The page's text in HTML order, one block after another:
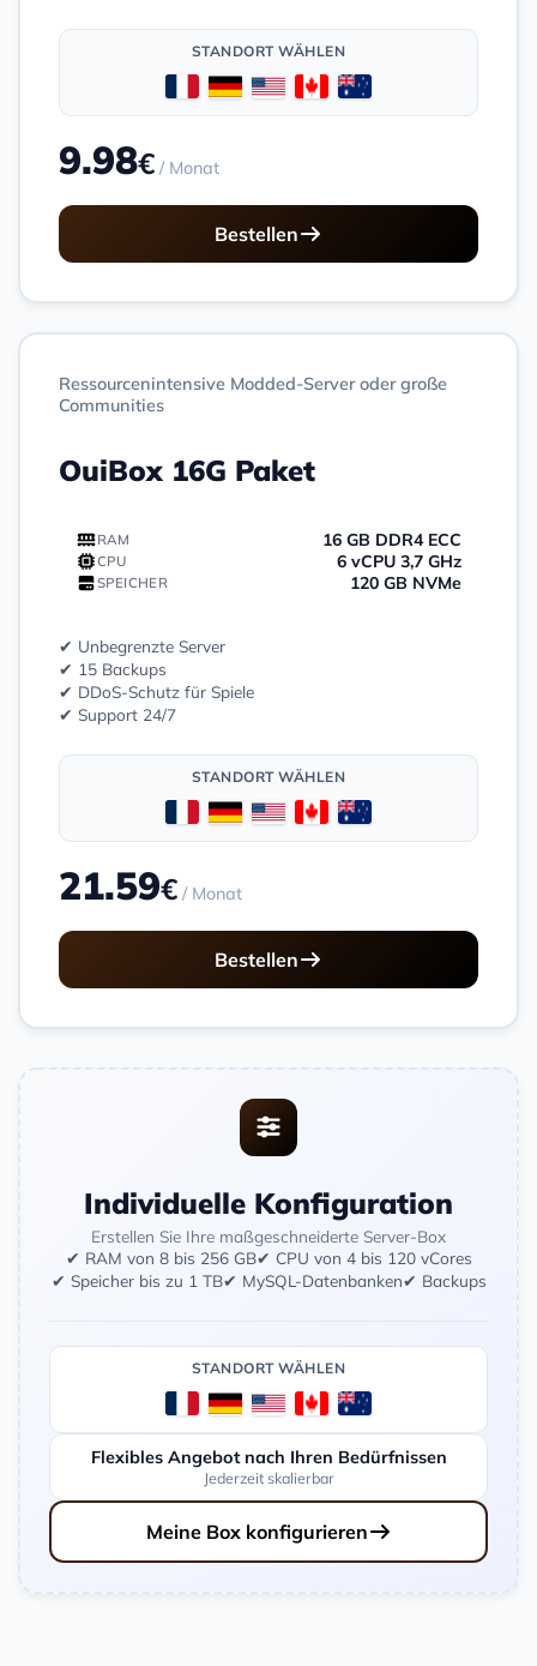
STANDORT WÄHLEN
9.98€ / Monat
Bestellen
Ressourcenintensive Modded-Server oder große
Communities
OuiBox 16G Paket
RAM 16 GB DDR4 ECC
CPU 6 vCPU 3,7 GHz
SPEICHER 120 GB NVMe
✔ Unbegrenzte Server
✔ 15 Backups
✔ DDoS-Schutz für Spiele
✔ Support 24/7
STANDORT WÄHLEN
21.59€ / Monat
Bestellen
Individuelle Konfiguration
Erstellen Sie Ihre maßgeschneiderte Server-Box
✔ RAM von 8 bis 256 GB✔ CPU von 4 bis 120 vCores
✔ Speicher bis zu 1 TB✔ MySQL-Datenbanken✔ Backups
STANDORT WÄHLEN
Flexibles Angebot nach Ihren Bedürfnissen
Jederzeit skalierbar
Meine Box konfigurieren